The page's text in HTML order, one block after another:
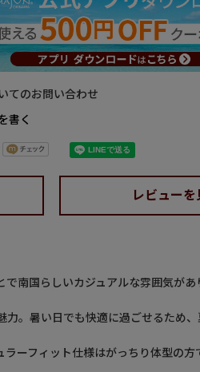
てのお問い合わせ
書く
レビューを
南国らしいカジュアルな雰囲気があ
。暑い日でも快適に過ごせるため
ーフィット仕様はがっちり体型の方